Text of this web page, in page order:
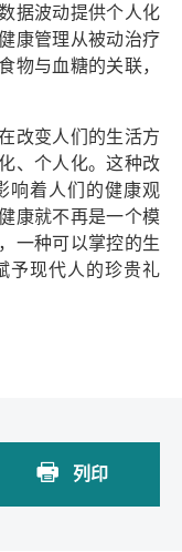
据波动提供个人化
康管理从被动治疗
物与血糖的关联，
改变人们的生活方
、个人化。这种改
响着人们的健康观
康就不再是一个模
一种可以掌控的生
予现代人的珍贵礼
列印